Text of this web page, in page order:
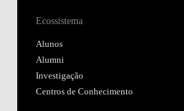
Ecossistema
Alunos
Alumni
Investigação
Centros de Conhecimento